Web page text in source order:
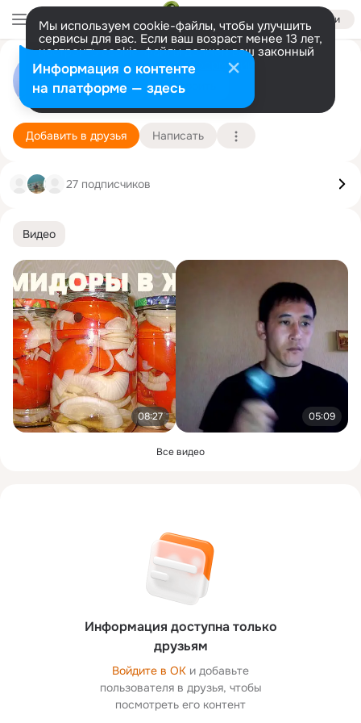
Войти
Мы используем cookie-файлы, чтобы улучшить
сервисы для вас. Если ваш возраст менее 13 лет,
настроить cookie-файлы должен ваш законный
представитель. Больше информации
Разрешить все Настроить
Галина Топольницкая Федина
Омск 13 августа (63 года)
Добавить в друзья Написать
Видео
08:27 05:09
Все видео
Информация доступна только
друзьям
Войдите в ОК и добавьте
пользователя в друзья, чтобы
посмотреть его контент
27 подписчиков
Информация о контенте
на платформе — здесь